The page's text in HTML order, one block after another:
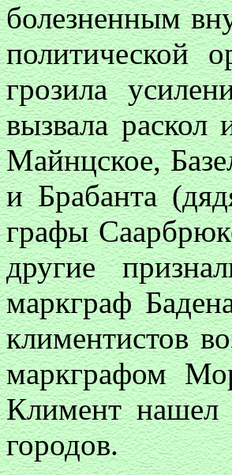
болезненным
политической
грозила
вызвала раскол
Майнцское,
и Брабанта
графы
другие
маркграф
климентистов
маркграфом
Климент нашел
городов.